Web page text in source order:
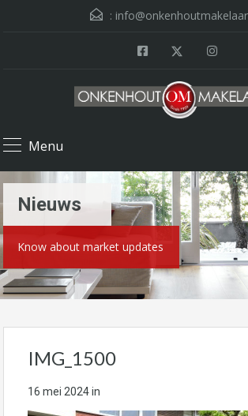
:
Menu
Nieuws
Know about market updates
IMG_1500
16 mei 2024in